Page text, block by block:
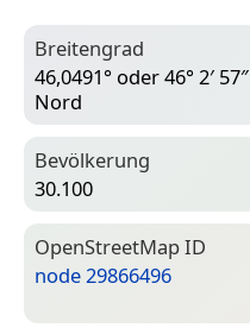
Breitengrad
46,0491° oder 46° 2′ 57″
Nord
Bevölkerung
30.100
Open­Street­Map ID
node 29866496